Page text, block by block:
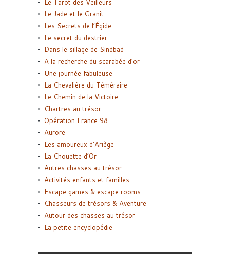
Le Tarot des Veilleurs
Le Jade et le Granit
Les Secrets de l’Égide
Le secret du destrier
Dans le sillage de Sindbad
A la recherche du scarabée d’or
Une journée fabuleuse
La Chevalière du Téméraire
Le Chemin de la Victoire
Chartres au trésor
Opération France 98
Aurore
Les amoureux d’Ariège
La Chouette d’Or
Autres chasses au trésor
Activités enfants et familles
Escape games & escape rooms
Chasseurs de trésors & Aventure
Autour des chasses au trésor
La petite encyclopédie